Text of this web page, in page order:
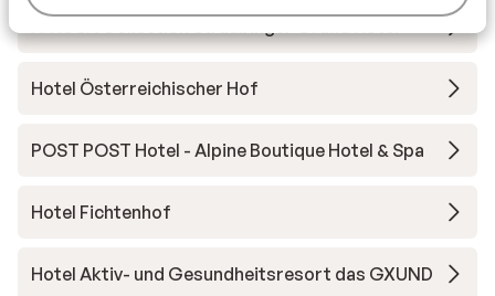
Hotel Österreichischer Hof
POST POST Hotel - Alpine Boutique Hotel & Spa
Hotel Fichtenhof
Hotel Aktiv- und Gesundheitsresort das GXUND